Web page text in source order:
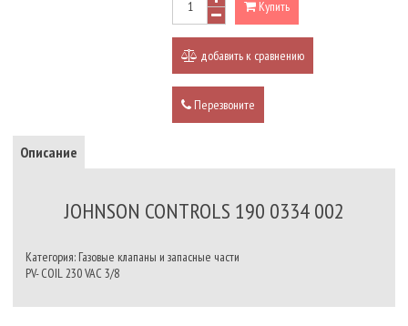
Купить
добавить к сравнению
Перезвоните
Описание
JOHNSON CONTROLS 190 0334 002
Категория: Газовые клапаны и запасные части
PV- COIL 230 VAC 3/8